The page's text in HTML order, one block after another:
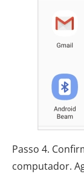
Passo 4.
computador.